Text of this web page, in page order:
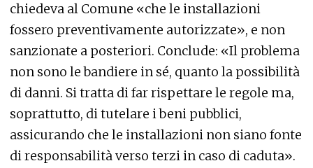
chiedeva al Comune «che le installazioni
fossero preventivamente autorizzate», e non
sanzionate a posteriori. Conclude: «Il problema
non sono le bandiere in sé, quanto la possibilità
di danni. Si tratta di far rispettare le regole ma,
soprattutto, di tutelare i beni pubblici,
assicurando che le installazioni non siano fonte
di responsabilità verso terzi in caso di caduta».